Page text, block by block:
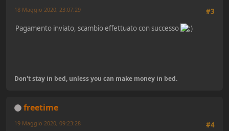
#3
18 Maggio 2020, 23:07:29
Pagamento inviato, scambio effettuato con successo
Don't stay in bed, unless you can make money in bed.
freetime
#4
19 Maggio 2020, 09:23:28